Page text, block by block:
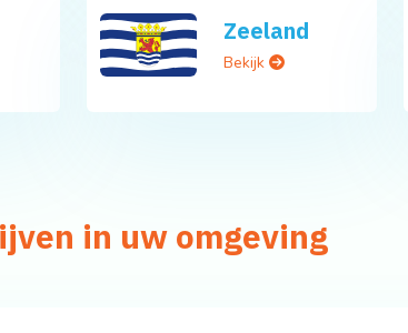
Zeeland
Bekijk
in uw omgeving